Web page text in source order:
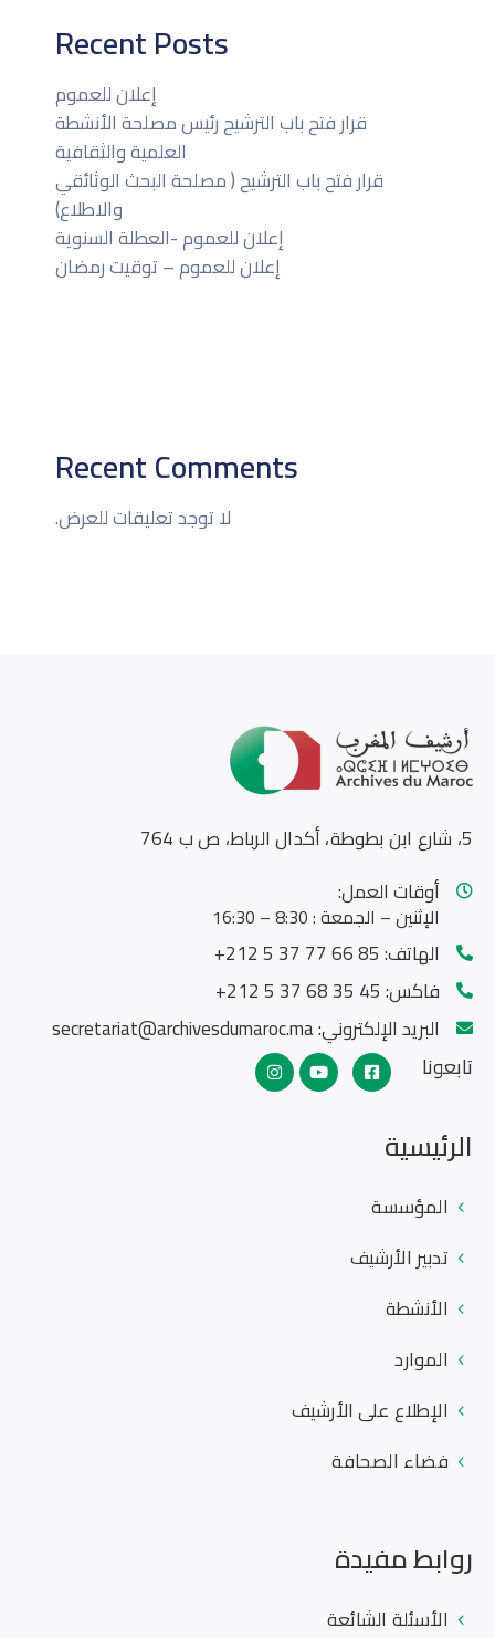
Recent Posts
إعلان للعموم
قرار فتح باب الترشيح رئيس مصلحة الأنشطة
العلمية والثقافية
قرار فتح باب الترشيح ( مصلحة البحث الوثائقي
والاطلاع)
إعلان للعموم -العطلة السنوية
إعلان للعموم – توقيت رمضان
Recent Comments
لا توجد تعليقات للعرض.
5، شارع ابن بطوطة، أكدال الرباط، ص ب 764
أوقات العمل:
الإثنين – الجمعة : 8:30 – 16:30
الهاتف:85 66 77 37 5 212+
فاكس:45 35 68 37 5 212+
البريد الإلكتروني:secretariat@archivesdumaroc.ma
تابعونا
الرئيسية
المؤسسة
تدبير الأرشيف
الأنشطة
الموارد
الإطلاع على الأرشيف
فضاء الصحافة
روابط مفيدة
الأسئلة الشائعة